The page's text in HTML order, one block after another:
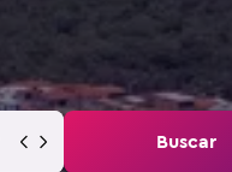
Buscar